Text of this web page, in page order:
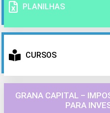
PLANILHAS
CURSOS
GRANA CAPITAL –
PARA